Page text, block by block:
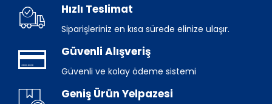
Hızlı Teslimat
Siparişleriniz en kısa sürede elinize ulaşır.
Güvenli Alışveriş
Güvenli ve kolay ödeme sistemi
Geniş Ürün Yelpazesi